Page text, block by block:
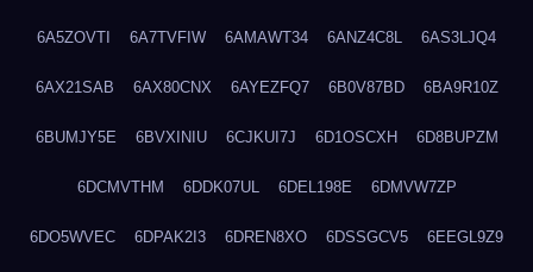
6A5ZOVTI 6A7TVFIW 6AMAWT34 6ANZ4C8L 6AS3LJQ4
6AX21SAB 6AX80CNX 6AYEZFQ7 6B0V87BD 6BA9R10Z
6BUMJY5E 6BVXINIU 6CJKUI7J 6D1OSCXH 6D8BUPZM
6DCMVTHM 6DDK07UL 6DEL198E 6DMVW7ZP
6DO5WVEC 6DPAK2I3 6DREN8XO 6DSSGCV5 6EEGL9Z9